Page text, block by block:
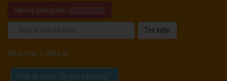
Liên hệ quảng cáo: 0932221090
Đăng nhập Đăng ký
Chia sẻ video "Tôi yêu cải lương".